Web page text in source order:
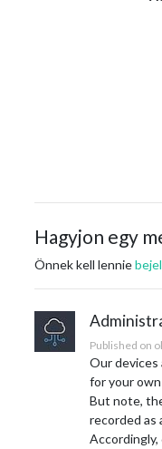
Hagyjon egy
Önnek kell lennie
Published on
Our devices
for your
But note,
recorded as